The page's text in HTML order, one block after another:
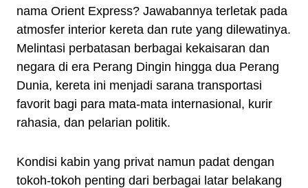
nama Orient Express? Jawabannya terletak pada
atmosfer interior kereta dan rute yang dilewatinya.
Melintasi perbatasan berbagai kekaisaran dan
negara di era Perang Dingin hingga dua Perang
Dunia, kereta ini menjadi sarana transportasi
favorit bagi para mata-mata internasional, kurir
rahasia, dan pelarian politik.
Kondisi kabin yang privat namun padat dengan
tokoh-tokoh penting dari berbagai latar belakang